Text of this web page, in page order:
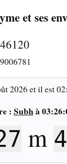
et ses
2026 et il est
:Subhà
m